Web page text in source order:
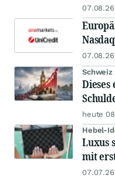
Schweiz
Dieses
heute
Hebel-
Luxus
mit